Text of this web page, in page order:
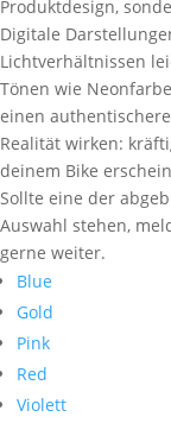
Produktdesign,
Digitale
Lichtverhältnissen
Tönen wie
einen
Realität wirken:
deinem Bike
Sollte eine der
Auswahl stehen,
gerne weiter.
Blue
Gold
Pink
Red
Violett